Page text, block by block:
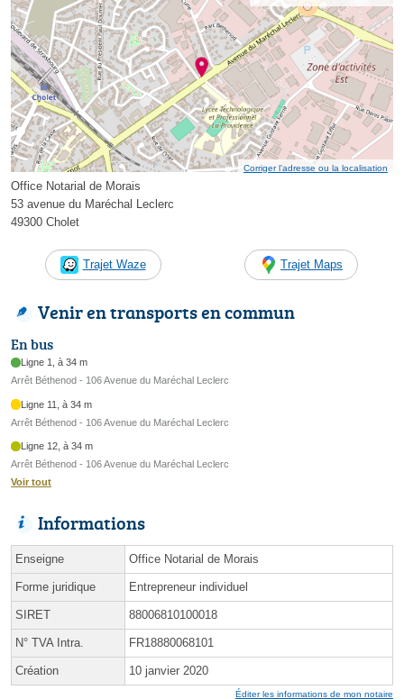
Corriger l’adresse ou la localisation
Office Notarial de Morais
53 avenue du Maréchal Leclerc
49300 Cholet
Trajet Waze Trajet Maps
Venir en transports en commun
En bus
Ligne 1, à 34 m
Arrêt Béthenod - 106 Avenue du Maréchal Leclerc
Ligne 11, à 34 m
Arrêt Béthenod - 106 Avenue du Maréchal Leclerc
Ligne 12, à 34 m
Arrêt Béthenod - 106 Avenue du Maréchal Leclerc
Voir tout
Informations
Enseigne Office Notarial de Morais
Forme juridique Entrepreneur individuel
SIRET 88006810100018
N° TVA Intra. FR18880068101
Création 10 janvier 2020
Éditer les informations de mon notaire